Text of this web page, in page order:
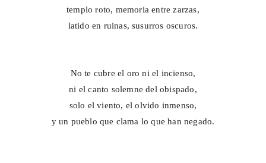
templo roto, memoria entre zarzas,
latido en ruinas, susurros oscuros.
No te cubre el oro ni el incienso,
ni el canto solemne del obispado,
solo el viento, el olvido inmenso,
y un pueblo que clama lo que han negado.